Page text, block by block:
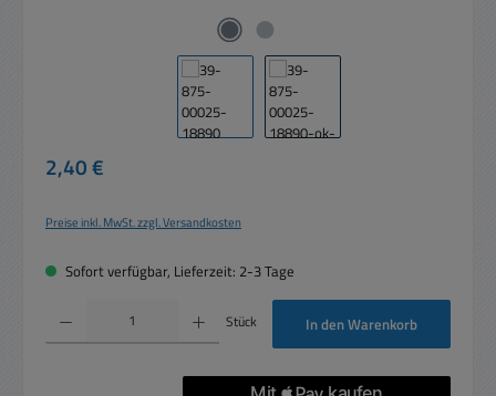
Regulärer Preis:
2,40 €
Preise inkl. MwSt. zzgl. Versandkosten
Sofort verfügbar, Lieferzeit: 2-3 Tage
Produkt Anzahl: Gib den gewünschten Wert ein oder benutze die Schaltflächen um
Stück In den Warenkorb